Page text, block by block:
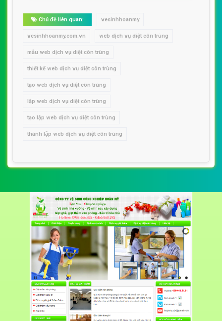
Chủ đề liên quan: vesinhhoanmy
vesinhhoanmy.com.vn web dịch vụ diệt côn trùng
mẫu web dịch vụ diệt côn trùng
thiết kế web dịch vụ diệt côn trùng
tạo web dịch vụ diệt côn trùng
lập web dịch vụ diệt côn trùng
tạo lập web dịch vụ diệt côn trùng
thành lập web dịch vụ diệt côn trùng